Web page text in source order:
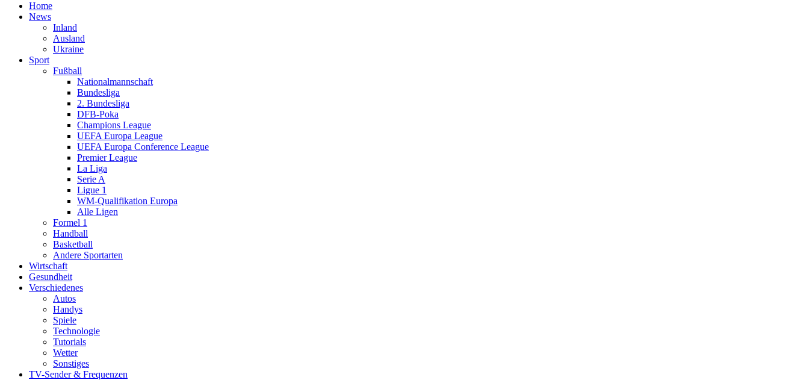
Home
News
Inland
Ausland
Ukraine
Sport
Fußball
Nationalmannschaft
Bundesliga
2. Bundesliga
DFB-Poka
Champions League
UEFA Europa League
UEFA Europa Conference League
Premier League
La Liga
Serie A
Ligue 1
WM-Qualifikation Europa
Alle Ligen
Formel 1
Handball
Basketball
Andere Sportarten
Wirtschaft
Gesundheit
Verschiedenes
Autos
Handys
Spiele
Technologie
Tutorials
Wetter
Sonstiges
TV-Sender & Frequenzen